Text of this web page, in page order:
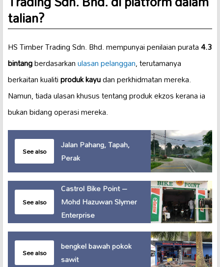
talian?
HS Timber Trading Sdn. Bhd. mempunyai penilaian purata4.3
bintangberdasarkanulasan pelanggan, terutamanya
berkaitan kualitiproduk kayudan perkhidmatan mereka.
Namun, tiada ulasan khusus tentang produk ekzos kerana ia
bukan bidang operasi mereka.
See also
Jalan Pahang, Tapah,
Perak
See also
Castrol Bike Point –
Mohd Hazuwan Slymer
Enterprise
See also
bengkel bawah pokok
sawit